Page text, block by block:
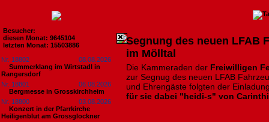
Besucher:
diesen Monat: 9645104
letzten Monat: 15503886
Nr. 18802
08.08.2026
Summerklang im Wirtstadl in
Rangersdorf
Nr. 18801
06.08.2026
Bergmesse in Grosskirchheim
Nr. 18800
03.08.2026
Konzert in der Pfarrkirche
Heiligenblut am Grossglockner
Segnung des neuen LFAB
im Mölltal
Die Kammeraden der Freiwilligen
zur Segnug des neuen LFAB
und Ehrengäste folgten der
für sie dabei "heidi-s" von